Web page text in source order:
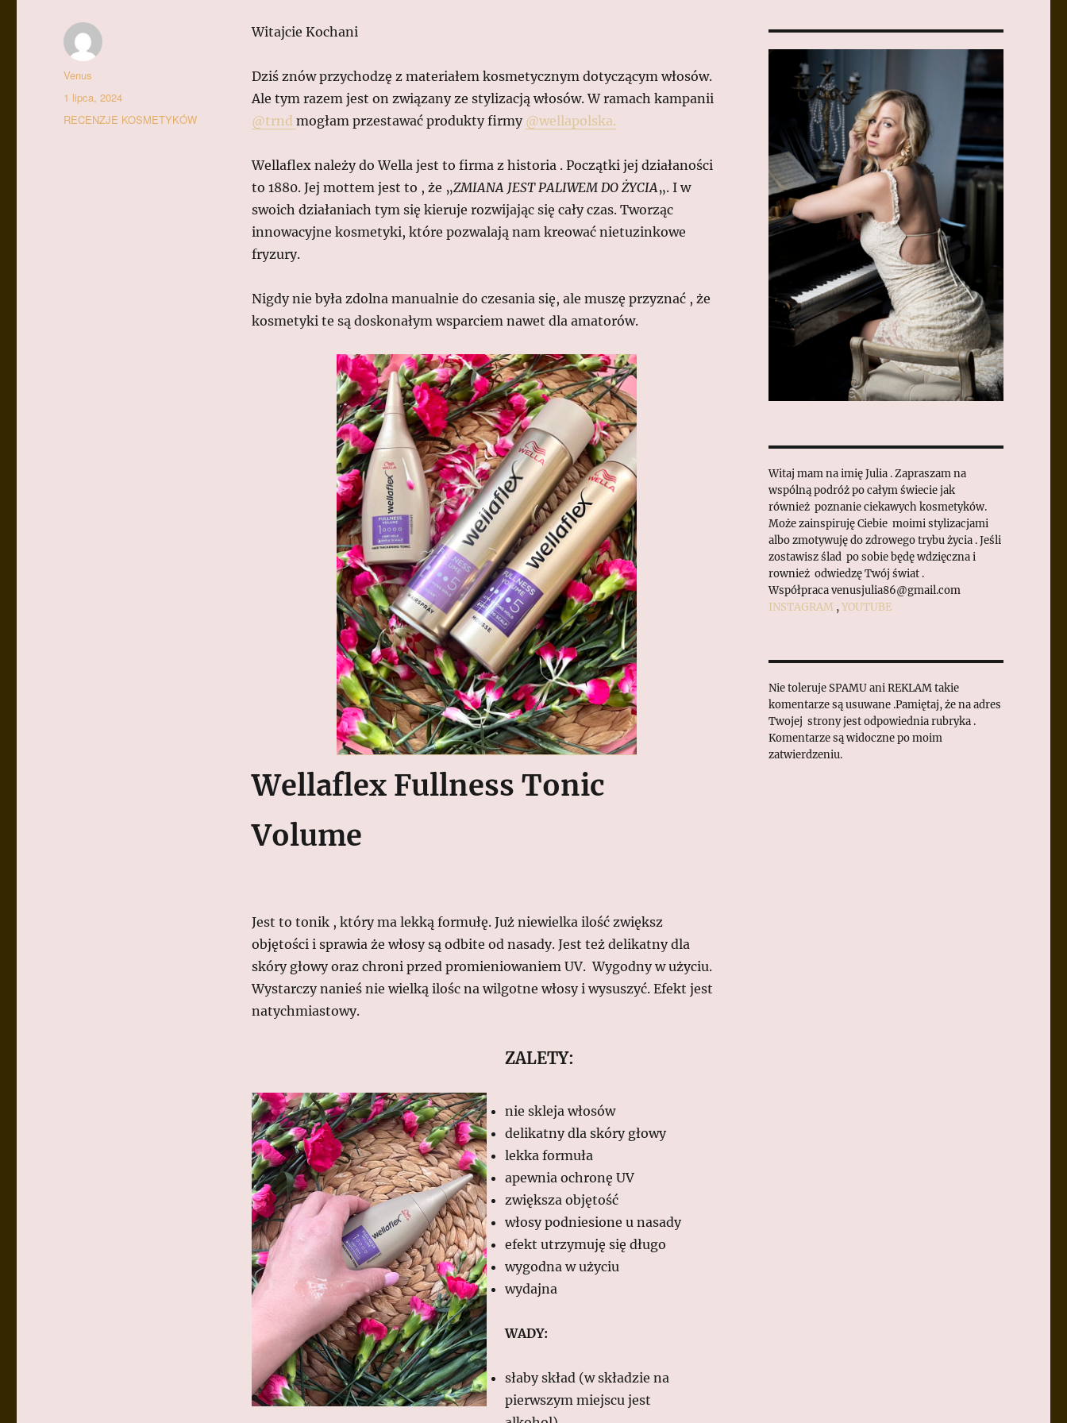
Witajcie Kochani
Dziś znów przychodzę z materiałem kosmetycznym dotyczącym włosów.
Ale tym razem jest on związany ze stylizacją włosów. W ramach kampanii
@trnd mogłam przestawać produkty firmy @wellapolska.
Wellaflex należy do Wella jest to firma z historia . Początki jej działaności
to 1880. Jej mottem jest to , że „ZMIANA JEST PALIWEM DO ŻYCIA„. I w
swoich działaniach tym się kieruje rozwijając się cały czas. Tworząc
innowacyjne kosmetyki, które pozwalają nam kreować nietuzinkowe
fryzury.
Nigdy nie była zdolna manualnie do czesania się, ale muszę przyznać , że
kosmetyki te są doskonałym wsparciem nawet dla amatorów.
Wellaflex Fullness Tonic
Volume
Jest to tonik , który ma lekką formułę. Już niewielka ilość zwiększ
objętości i sprawia że włosy są odbite od nasady. Jest też delikatny dla
skóry głowy oraz chroni przed promieniowaniem UV. Wygodny w użyciu.
Wystarczy nanieś nie wielką ilośc na wilgotne włosy i wysuszyć. Efekt jest
natychmiastowy.
ZALETY:
nie skleja włosów
delikatny dla skóry głowy
lekka formuła
apewnia ochronę UV
zwiększa objętość
włosy podniesione u nasady
efekt utrzymuję się długo
wygodna w użyciu
wydajna
WADY:
słaby skład (w składzie na
pierwszym miejscu jest
Autor
Venus
Data
publikacji
1 lipca, 2024
Kategorie
RECENZJE KOSMETYKÓW
Witaj mam na imię Julia . Zapraszam na
wspólną podróż po całym świecie jak
również poznanie ciekawych kosmetyków.
Może zainspiruję Ciebie moimi stylizacjami
albo zmotywuję do zdrowego trybu życia . Jeśli
zostawisz ślad po sobie będę wdzięczna i
rownież odwiedzę Twój świat .
Współpraca venusjulia86@gmail.com
INSTAGRAM,YOUTUBE
Nie toleruje SPAMU ani REKLAM takie
komentarze są usuwane .Pamiętaj, że na adres
Twojej strony jest odpowiednia rubryka .
Komentarze są widoczne po moim
zatwierdzeniu.